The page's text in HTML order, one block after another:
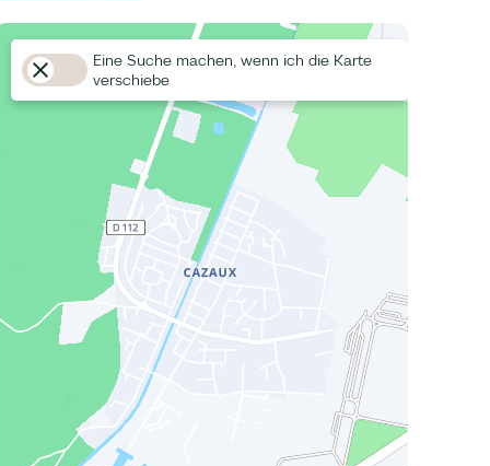
Eine Suche machen, wenn ich die Karte
verschiebe